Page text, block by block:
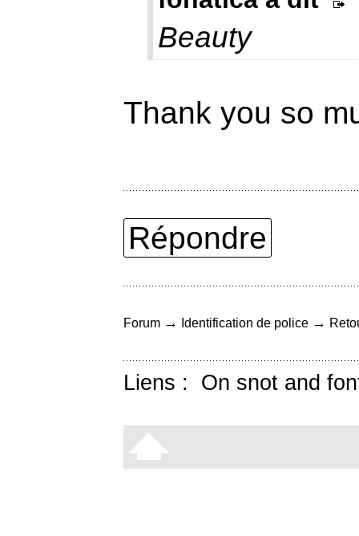
Beauty
Thank you so
Répondre
Forum → Identification de police →
Liens : On snot and